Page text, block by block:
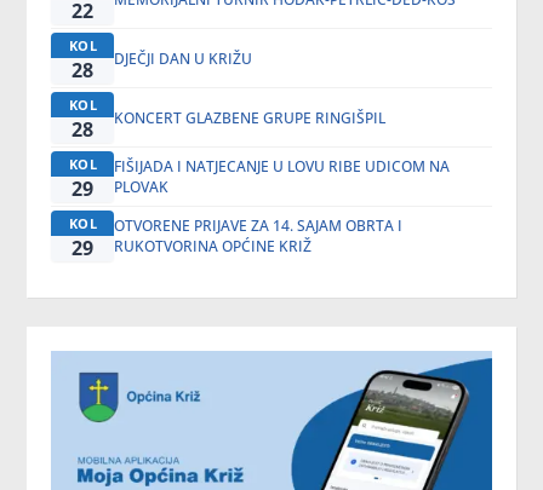
22
KOL
28 DJEČJI DAN U KRIŽU
KOL
28 KONCERT GLAZBENE GRUPE RINGIŠPIL
KOL
29
FIŠIJADA I NATJECANJE U LOVU RIBE UDICOM NA
PLOVAK
KOL
29
OTVORENE PRIJAVE ZA 14. SAJAM OBRTA I
RUKOTVORINA OPĆINE KRIŽ